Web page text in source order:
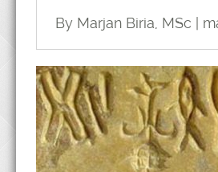
By Marjan Biria, MSc |